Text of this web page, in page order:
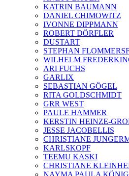
KATRIN BAUMANN
DANIEL CHIMOWITZ
IVONNE DIPPMANN
ROBERT DÖRFLER
DUSTART
STEPHAN
WILHELM
ARI FUCHS
GARLIX
SEBASTIAN GÖGEL
RITA GOLDSCHMIDT
GRR WEST
PAULE HAMMER
KERSTIN HEINZE-
JESSE JACOBELLIS
CHRISTIANE
KARLSKOPF
TEEMU KASKI
CHRISTIANE
NAYMA PAULA KÖNIG